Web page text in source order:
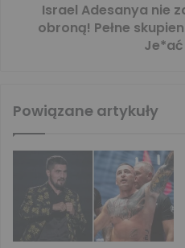
Israel Adesanya nie
obroną! Pełne
Powiązane artykuły